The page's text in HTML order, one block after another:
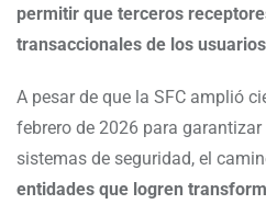
permitir que terceros
transaccionales de los
A pesar de que la SFC amplió
febrero de 2026 para
sistemas de seguridad, el
entidades que logren